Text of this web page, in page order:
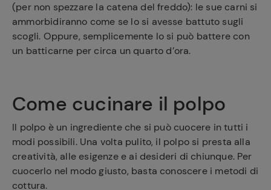
(per non spezzare la catena del freddo): le sue carni si
ammorbidiranno come se lo si avesse battuto sugli
scogli. Oppure, semplicemente lo si può battere con
un batticarne per circa un quarto d’ora.
Come cucinare il polpo
Il polpo è un ingrediente che si può cuocere in tutti i
modi possibili. Una volta pulito, il polpo si presta alla
creatività, alle esigenze e ai desideri di chiunque. Per
cuocerlo nel modo giusto, basta conoscere i metodi di
cottura.